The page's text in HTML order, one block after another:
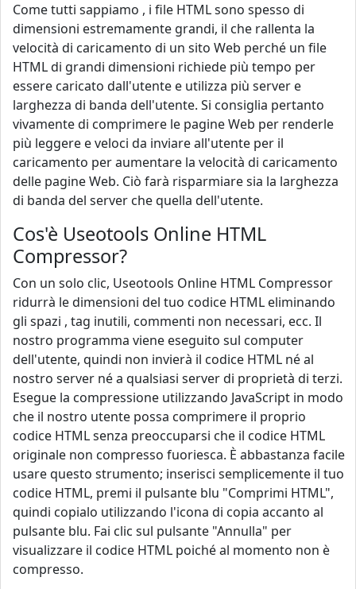
Come tutti sappiamo , i file HTML sono spesso di
dimensioni estremamente grandi, il che rallenta la
velocità di caricamento di un sito Web perché un file
HTML di grandi dimensioni richiede più tempo per
essere caricato dall'utente e utilizza più server e
larghezza di banda dell'utente. Si consiglia pertanto
vivamente di comprimere le pagine Web per renderle
più leggere e veloci da inviare all'utente per il
caricamento per aumentare la velocità di caricamento
delle pagine Web. Ciò farà risparmiare sia la larghezza
di banda del server che quella dell'utente.
Cos'è Useotools Online HTML
Compressor?
Con un solo clic, Useotools Online HTML Compressor
ridurrà le dimensioni del tuo codice HTML eliminando
gli spazi , tag inutili, commenti non necessari, ecc. Il
nostro programma viene eseguito sul computer
dell'utente, quindi non invierà il codice HTML né al
nostro server né a qualsiasi server di proprietà di terzi.
Esegue la compressione utilizzando JavaScript in modo
che il nostro utente possa comprimere il proprio
codice HTML senza preoccuparsi che il codice HTML
originale non compresso fuoriesca. È abbastanza facile
usare questo strumento; inserisci semplicemente il tuo
codice HTML, premi il pulsante blu "Comprimi HTML",
quindi copialo utilizzando l'icona di copia accanto al
pulsante blu. Fai clic sul pulsante "Annulla" per
visualizzare il codice HTML poiché al momento non è
compresso.